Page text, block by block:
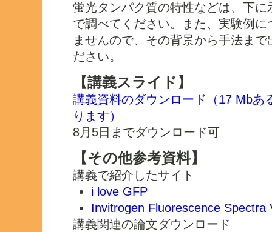
蛍光タンパク質の特性などは、下
で調べてください。また、実験例
ませんので、その背景から手法ま
ださい。
【講義スライド】
講義資料のダウンロード（17 Mbあ
ります）
8月5日までダウンロード可
【その他参考資料】
講義で紹介したサイト
i love GFP
Invitrogen Fluorescence Spectra
講義関連の論文ダウンロード